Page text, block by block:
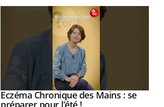
Youtube
Diabète & Ramadan 2026Youtube